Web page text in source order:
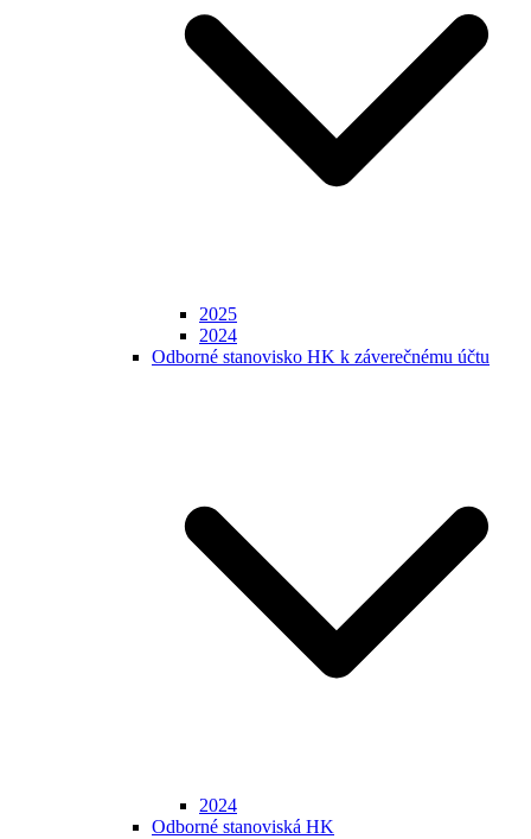
2025
2024
Odborné stanovisko HK k záverečnému účtu
2024
Odborné stanoviská HK